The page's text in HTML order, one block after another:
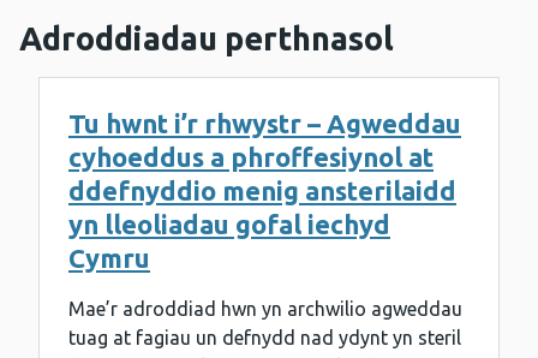
Adroddiadau perthnasol
Tu hwnt i’r rhwystr – Agweddau
cyhoeddus a phroffesiynol at
ddefnyddio menig ansterilaidd
yn lleoliadau gofal iechyd
Cymru
Mae’r adroddiad hwn yn archwilio agweddau
tuag at fagiau un defnydd nad ydynt yn steril